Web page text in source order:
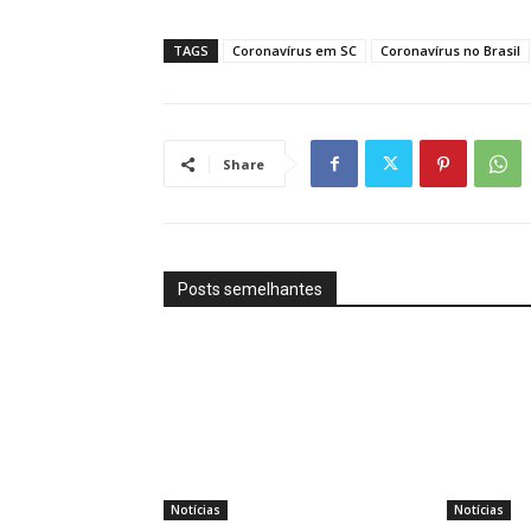
TAGS Coronavírus em SC Coronavírus no Brasil
Share
Posts semelhantes
Notícias Notícias